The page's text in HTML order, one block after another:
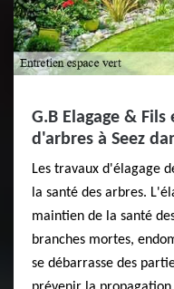
G.B Elagage &
d'arbres à Seez
Les travaux d'élagage
la santé des arbres.
maintien de la santé
branches mortes,
se débarrasse des